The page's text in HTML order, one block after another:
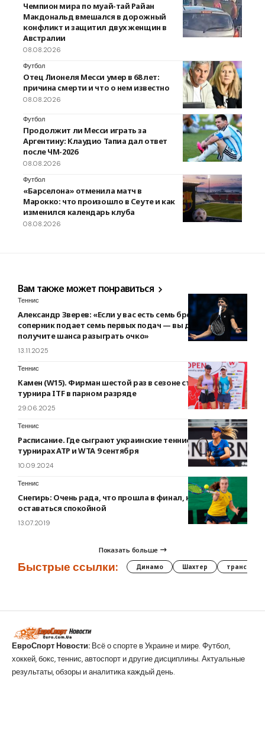
Чемпион мира по муай-тай Райан
Макдональд вмешался в дорожный
конфликт и защитил двух женщин в
Австралии
08.08.2026
Футбол
Отец Лионеля Месси умер в 68 лет:
причина смерти и что о нем известно
08.08.2026
Футбол
Продолжит ли Месси играть за
Аргентину: Клаудио Тапиа дал ответ
после ЧМ-2026
08.08.2026
Футбол
«Барселона» отменила матч в
Марокко: что произошло в Сеуте и как
изменился календарь клуба
08.08.2026
Вам также может понравиться
Теннис
Александр Зверев: «Если у вас есть семь брейк-поинтов, а
соперник подает семь первых подач — вы даже не
получите шанса разыграть очко»
13.11.2025
Теннис
Камен (W15). Фирман шестой раз в сезоне стала призером
турнира ITF в парном разряде
29.06.2025
Теннис
Расписание. Где сыграют украинские теннисисты на
турнирах ATP и WTA 9 сентября
10.09.2024
Теннис
Снегирь: Очень рада, что прошла в финал, но должна
оставаться спокойной
13.07.2019
Показать больше
Быстрые ссылки: Динамо Шахтер трансферы
ЕвроСпорт Новости: Всё о спорте в Украине и мире. Футбол,
хоккей, бокс, теннис, автоспорт и другие дисциплины. Актуальные
результаты, обзоры и аналитика каждый день.